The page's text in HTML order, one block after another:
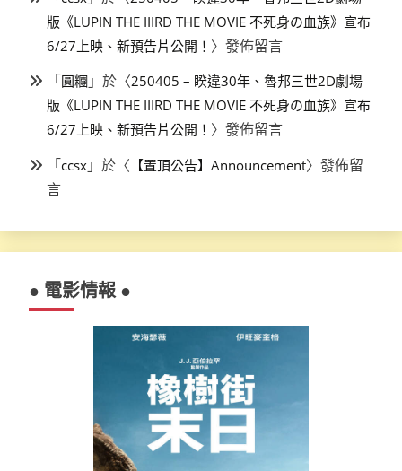
版《LUPIN THE IIIRD THE MOVIE 不死身の血族》宣布
6/27上映、新預告片公開！ 〉發佈留言
「圓糰 」於〈250405 – 睽違30年、魯邦三世2D劇場
版《LUPIN THE IIIRD THE MOVIE 不死身の血族》宣布
6/27上映、新預告片公開！ 〉發佈留言
「ccsx 」於〈 【置頂公告】Announcement〉發佈留
言
● 電影情報 ●